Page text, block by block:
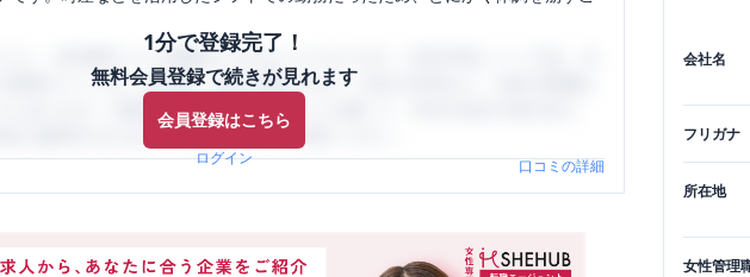
1分で登録完了！
無料会員登録で続きが見れます
会員登録はこちら
ログイン
とに、30日間口コミの閲覧ができるようになります。SHEHUB(シーハブ)は、女
投稿サイトです。給与面・女性の働きやすさ・会社の評判など、女性の転職は
んあります。先輩社員（元社員）の口コミを通して、本当の会社の姿を知り、
みを解消するために、ぜひサイトをご活用ください。
口コミの詳細
会社名
フリガナ
所在地
女性管理